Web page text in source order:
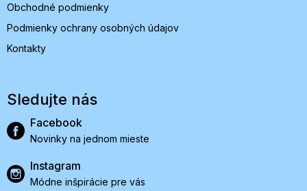
Obchodné podmienky
Podmienky ochrany osobných údajov
Kontakty
Sledujte nás
Facebook
Novinky na jednom mieste
Instagram
Módne inšpirácie pre vás